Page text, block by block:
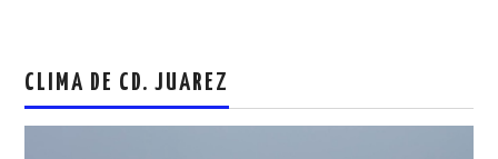
CLIMA DE CD. JUAREZ